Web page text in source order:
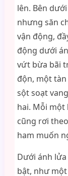
lên. Bên
nhưng săn
vận động,
động dưới
vứt bừa bãi
độn, một tàn
sột soạt
hai. Mỗi
cũng rơi
ham muốn
Dưới ánh
bật, như